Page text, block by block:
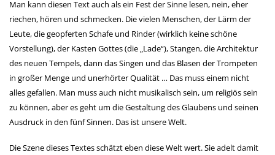
Man kann diesen Text auch als ein Fest der Sinne lesen, nein, eher
riechen, hören und schmecken. Die vielen Menschen, der Lärm der
Leute, die geopferten Schafe und Rinder (wirklich keine schöne
Vorstellung), der Kasten Gottes (die „Lade“), Stangen, die Architektur
des neuen Tempels, dann das Singen und das Blasen der Trompeten
in großer Menge und unerhörter Qualität … Das muss einem nicht
alles gefallen. Man muss auch nicht musikalisch sein, um religiös sein
zu können, aber es geht um die Gestaltung des Glaubens und seinen
Ausdruck in den fünf Sinnen. Das ist unsere Welt.
Die Szene dieses Textes schätzt eben diese Welt wert. Sie adelt damit